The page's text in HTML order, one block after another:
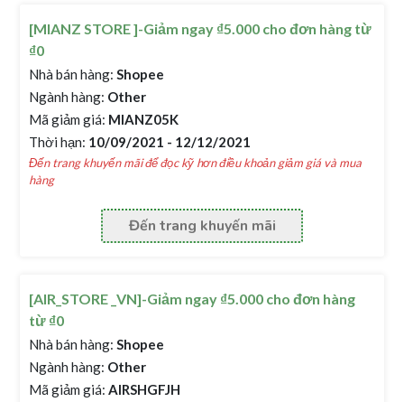
[MIANZ STORE ]-Giảm ngay ₫5.000 cho đơn hàng từ
₫0
Nhà bán hàng: Shopee
Ngành hàng: Other
Mã giảm giá: MIANZ05K
Thời hạn: 10/09/2021 - 12/12/2021
Đến trang khuyến mãi để đọc kỹ hơn điều khoản giảm giá và mua
hàng
Đến trang khuyến mãi
[AIR_STORE _VN]-Giảm ngay ₫5.000 cho đơn hàng
từ ₫0
Nhà bán hàng: Shopee
Ngành hàng: Other
Mã giảm giá: AIRSHGFJH